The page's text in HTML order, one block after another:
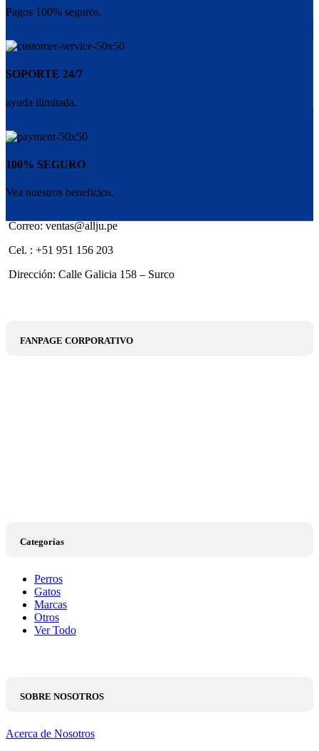
Pagos 100% seguros.
SOPORTE 24/7
ayuda ilimitada.
100% SEGURO
Vea nuestros beneficios.
Correo: ventas@allju.pe
Cel. : +51 951 156 203
Dirección: Calle Galicia 158 – Surco
FANPAGE CORPORATIVO
Categorías
Perros
Gatos
Marcas
Otros
Ver Todo
SOBRE NOSOTROS
Acerca de Nosotros